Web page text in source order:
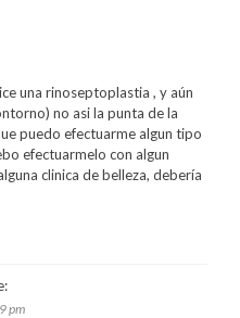
una rinoseptoplastia , y aún
no asi la punta de la
puedo efectuarme algun tipo
efectuarmelo con algun
clinica de belleza, debería
pm